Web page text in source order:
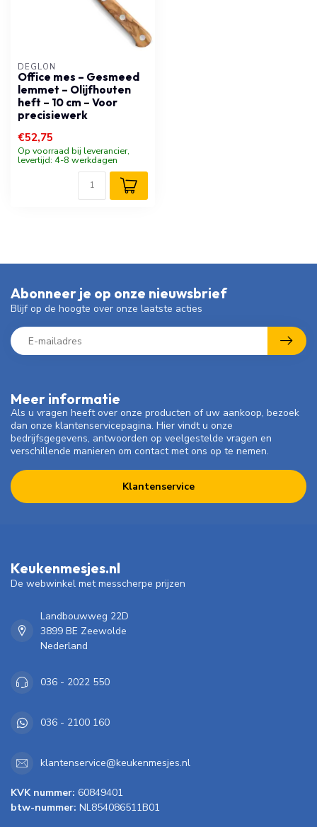
DÉGLON
Office mes – Gesmeed
lemmet – Olijfhouten
heft – 10 cm – Voor
precisiewerk
€52,75
Op voorraad bij leverancier,
levertijd: 4-8 werkdagen
Meer informatie
Als u vragen heeft over onze producten of uw aankoop, bezoek
dan onze klantenservicepagina. Hier vindt u onze
bedrijfsgegevens, antwoorden op veelgestelde vragen en
verschillende manieren om contact met ons op te nemen.
Klantenservice
Abonneer je op onze nieuwsbrief
Blijf op de hoogte over onze laatste acties
Keukenmesjes.nl
De webwinkel met messcherpe prijzen
Landbouwweg 22D
3899 BE Zeewolde
Nederland
036 - 2022 550
036 - 2100 160
klantenservice@keukenmesjes.nl
KVK nummer: 60849401
btw-nummer: NL854086511B01